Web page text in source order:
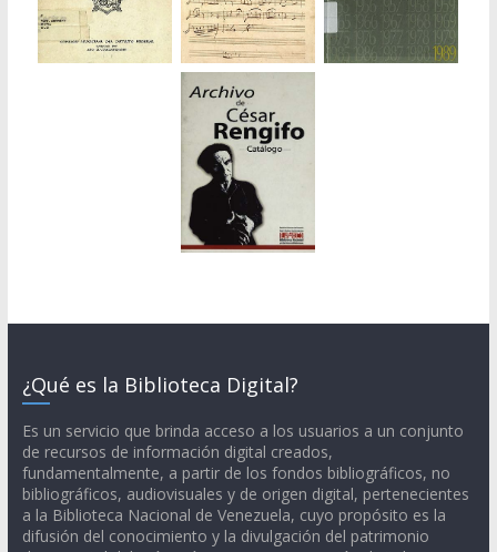
¿Qué es la Biblioteca Digital?
Es un servicio que brinda acceso a los usuarios a un conjunto
de recursos de información digital creados,
fundamentalmente, a partir de los fondos bibliográficos, no
bibliográficos, audiovisuales y de origen digital, pertenecientes
a la Biblioteca Nacional de Venezuela, cuyo propósito es la
difusión del conocimiento y la divulgación del patrimonio